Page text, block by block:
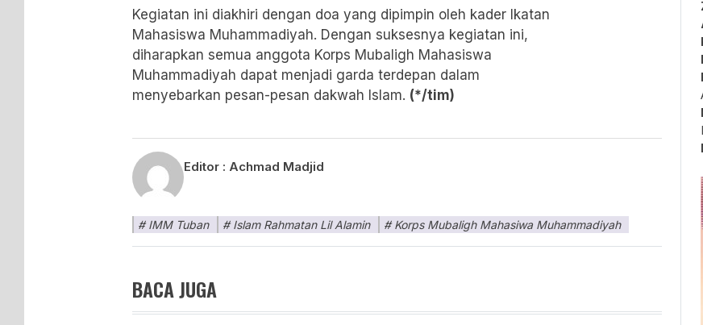
Kegiatan ini diakhiri dengan doa yang dipimpin oleh kader Ikatan
Mahasiswa Muhammadiyah. Dengan suksesnya kegiatan ini,
diharapkan semua anggota Korps Mubaligh Mahasiswa
Muhammadiyah dapat menjadi garda terdepan dalam
menyebarkan pesan-pesan dakwah Islam. (*/tim)
Editor : Achmad Madjid
IMM Tuban Islam Rahmatan Lil Alamin Korps Mubaligh Mahasiwa Muhammadiyah
BACA JUGA